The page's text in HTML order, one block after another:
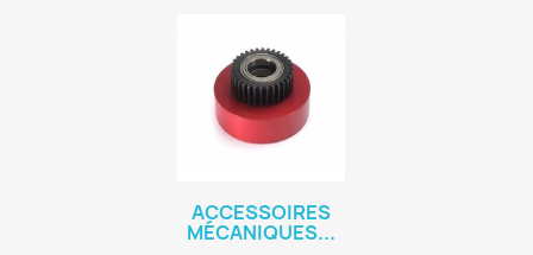
ACCESSOIRES
MÉCANIQUES...